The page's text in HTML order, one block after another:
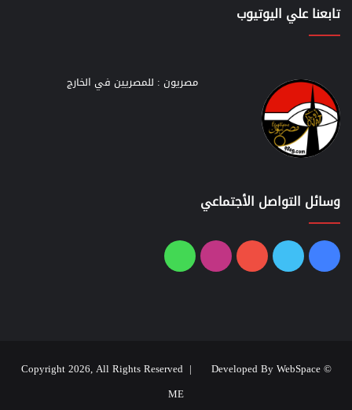
تابعنا علي اليوتيوب
مصريون : للمصريين في الخارج
وسائل التواصل الأجتماعي
فيسبوك
تويتر يوتيوبانستقرامواتساب
© Copyright 2026, All Rights Reserved |
Developed By WebSpace
ME